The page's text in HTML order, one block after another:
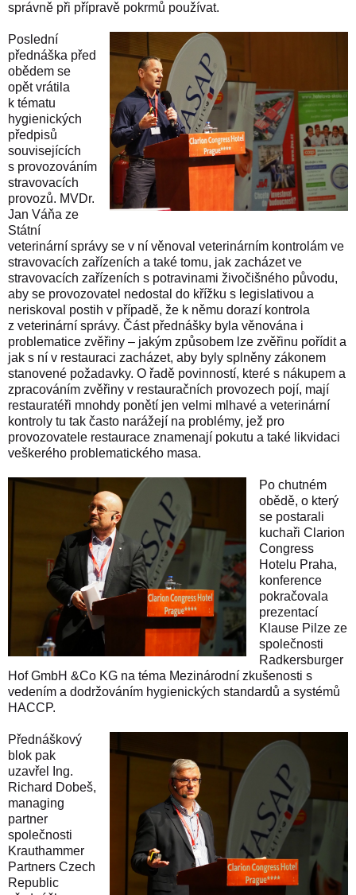
správně při přípravě pokrmů používat.
Poslední
přednáška před
obědem se
opět vrátila
k tématu
hygienických
předpisů
souvisejících
s provozováním
stravovacích
provozů. MVDr.
Jan Váňa ze
Státní
veterinární správy se v ní věnoval veterinárním kontrolám ve
stravovacích zařízeních a také tomu, jak zacházet ve
stravovacích zařízeních s potravinami živočišného původu,
aby se provozovatel nedostal do křížku s legislativou a
neriskoval postih v případě, že k němu dorazí kontrola
z veterinární správy. Část přednášky byla věnována i
problematice zvěřiny – jakým způsobem lze zvěřinu pořídit a
jak s ní v restauraci zacházet, aby byly splněny zákonem
stanovené požadavky. O řadě povinností, které s nákupem a
zpracováním zvěřiny v restauračních provozech pojí, mají
restauratéři mnohdy ponětí jen velmi mlhavé a veterinární
kontroly tu tak často narážejí na problémy, jež pro
provozovatele restaurace znamenají pokutu a také likvidaci
veškerého problematického masa.
Po chutném
obědě, o který
se postarali
kuchaři Clarion
Congress
Hotelu Praha,
konference
pokračovala
prezentací
Klause Pilze ze
společnosti
Radkersburger
Hof GmbH &Co KG na téma Mezinárodní zkušenosti s
vedením a dodržováním hygienických standardů a systémů
HACCP.
Přednáškový
blok pak
uzavřel Ing.
Richard Dobeš,
managing
partner
společnosti
Krauthammer
Partners Czech
Republic